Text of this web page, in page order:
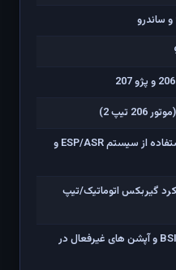
نمایش تفاوت عملکرد 206rc با استفاده از سیستم ESP/ASR و
گیربکس اتوماتیک/تیپ
آشنایی با سیستم های هوشمند ، BSI و آپشن های غیرفعال در